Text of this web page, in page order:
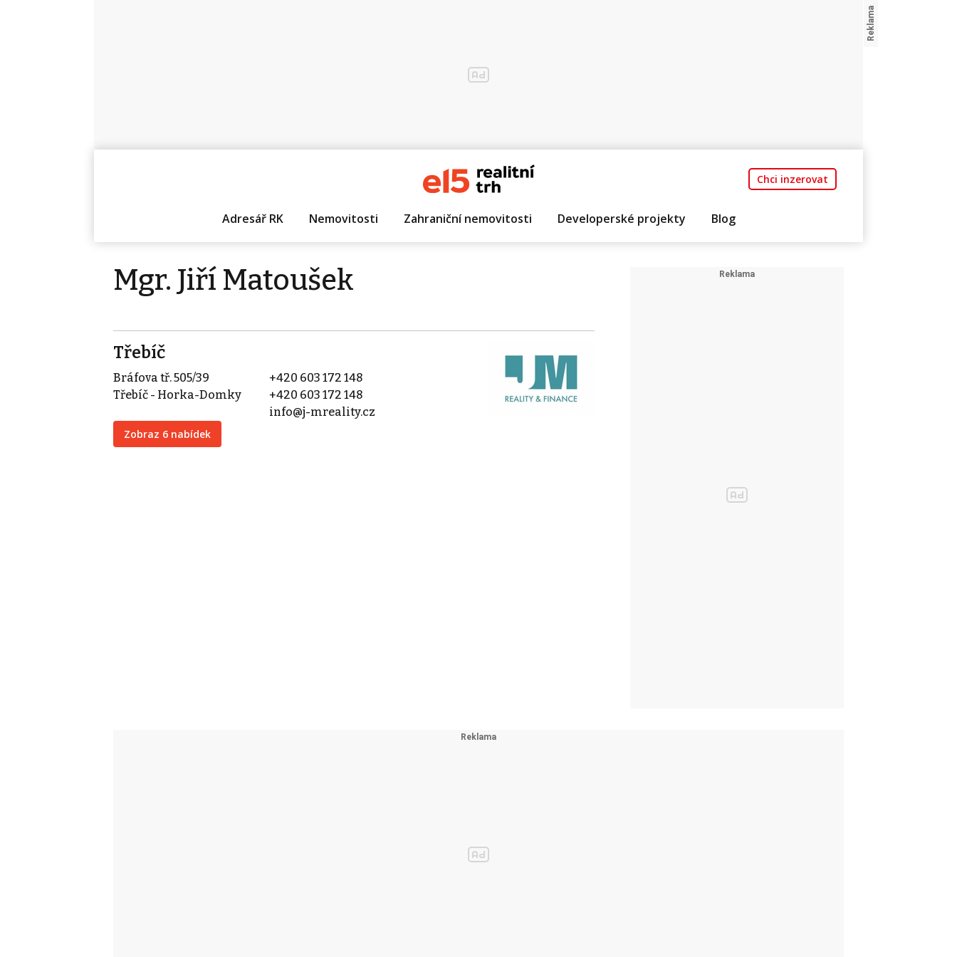
Chci inzerovat
Adresář RK Nemovitosti Zahraniční nemovitosti Developerské projekty Blog
Mgr. Jiří Matoušek
Třebíč
Bráfova tř. 505/39
Třebíč - Horka-Domky
Zobraz 6 nabídek
+420 603 172 148
+420 603 172 148
info@j-mreality.cz